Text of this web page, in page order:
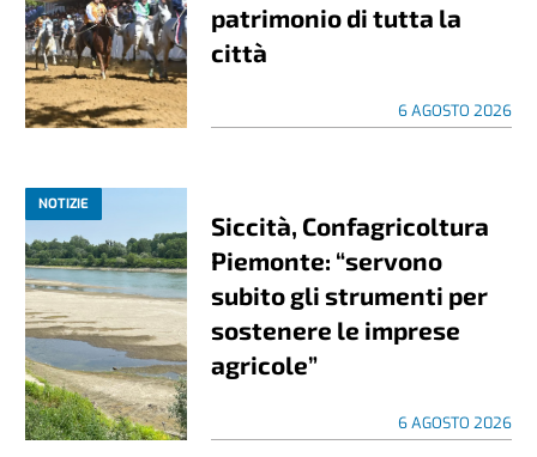
patrimonio di tutta la
città
6 AGOSTO 2026
NOTIZIE
Siccità, Confagricoltura
Piemonte: “servono
subito gli strumenti per
sostenere le imprese
agricole”
6 AGOSTO 2026